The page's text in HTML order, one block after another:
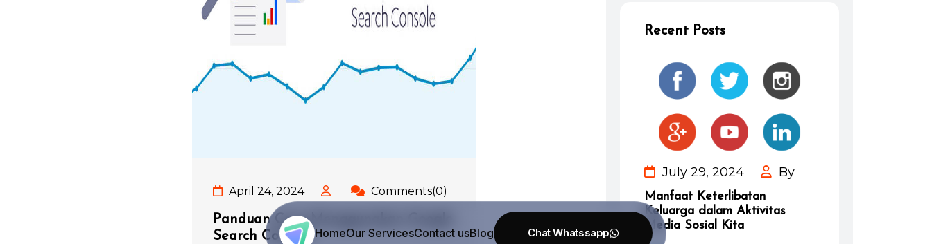
HomeOur ServicesContact usBlog
April 24, 2024 Comments(0)
Panduan Cara Menggunakan Google
Search Console
Recent Posts
July 29, 2024 By
Manfaat Keterlibatan
Keluarga dalam Aktivitas
Media Sosial Kita